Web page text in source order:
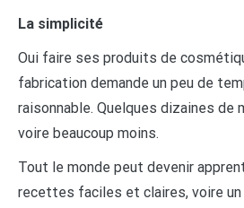
La simplicité
Oui faire ses produits de
fabrication demande un peu de
raisonnable. Quelques dizaines de
voire beaucoup moins.
Tout le monde peut devenir
recettes faciles et claires, voire un